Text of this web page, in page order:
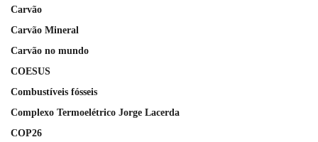
Carvão
Carvão Mineral
Carvão no mundo
COESUS
Combustíveis fósseis
Complexo Termoelétrico Jorge Lacerda
COP26